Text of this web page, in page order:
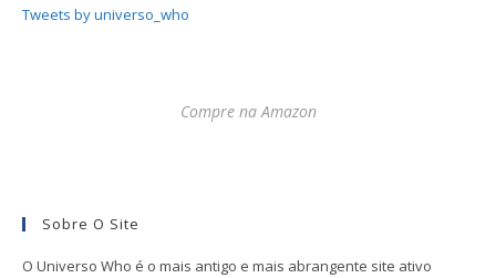
Tweets by universo_who
Compre na Amazon
Sobre O Site
O Universo Who é o mais antigo e mais abrangente site ativo